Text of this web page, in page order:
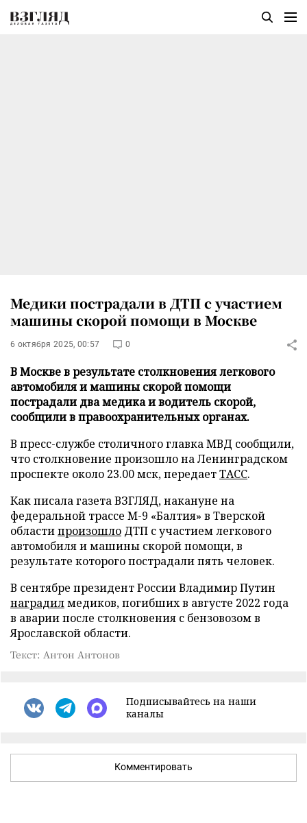
Медики пострадали в ДТП с участием
машины скорой помощи в Москве
6 октября 2025, 00:57 0
В Москве в результате столкновения легкового
автомобиля и машины скорой помощи
пострадали два медика и водитель скорой,
сообщили в правоохранительных органах.
В пресс-службе столичного главка МВД сообщили,
что столкновение произошло на Ленинградском
проспекте около 23.00 мск, передаетТАСС.
Как писала газета ВЗГЛЯД, накануне на
федеральной трассе М-9 «Балтия» в Тверской
областипроизошло ДТП с участием легкового
автомобиля и машины скорой помощи, в
результате которого пострадали пять человек.
В сентябре президент России Владимир Путин
наградилмедиков, погибших в августе 2022 года
в аварии после столкновения с бензовозом в
Ярославской области.
Текст: Антон Антонов
Подписывайтесь на наши
каналы
Комментировать